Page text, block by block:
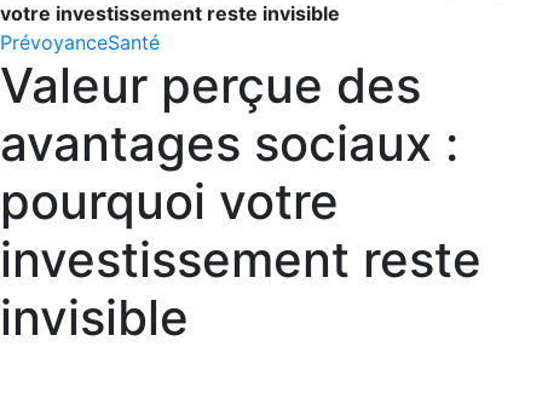
votre investissement reste invisible
PrévoyanceSanté
Valeur perçue des
avantages sociaux :
pourquoi votre
investissement reste
invisible